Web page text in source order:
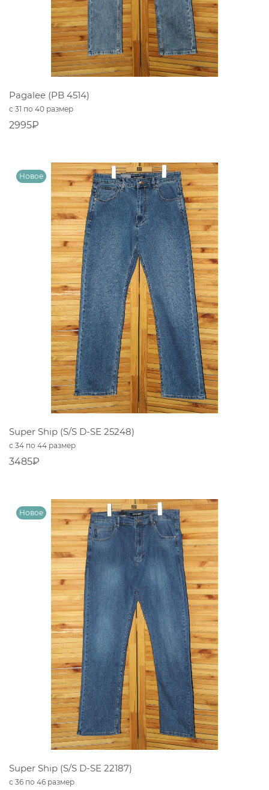
Pagalee (PB 4514)
с 31 по 40 размер
2995₽
Super Ship (S/S D-SE 25248)
с 34 по 44 размер
3485₽
Super Ship (S/S D-SE 22187)
с 36 по 46 размер